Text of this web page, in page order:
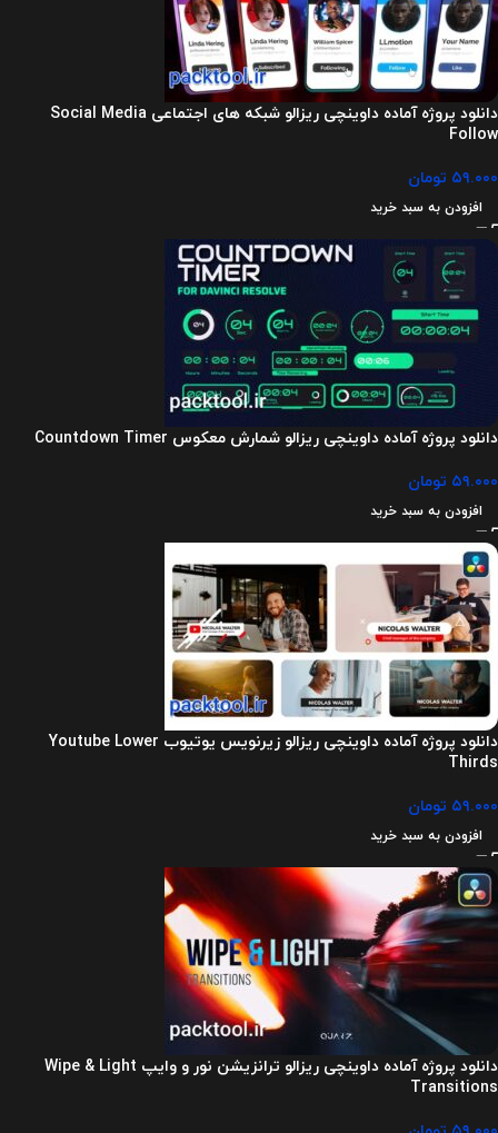
دانلود پروژه آماده داوینچی ریزالو شبکه های اجتماعی Social Media
Follow
۵۹.۰۰۰ تومان
افزودن به سبد خرید
دانلود پروژه آماده داوینچی ریزالو شمارش معکوس Countdown Timer
۵۹.۰۰۰ تومان
افزودن به سبد خرید
دانلود پروژه آماده داوینچی ریزالو زیرنویس یوتیوب Youtube Lower
Thirds
۵۹.۰۰۰ تومان
افزودن به سبد خرید
دانلود پروژه آماده داوینچی ریزالو ترانزیشن نور و وایپ Wipe & Light
Transitions